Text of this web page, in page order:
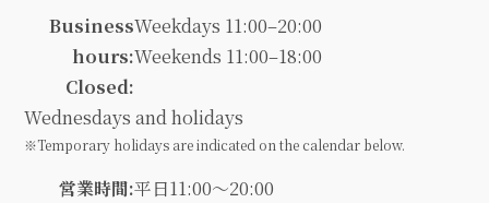
Business
hours:
Weekdays 11:00–20:00
Weekends 11:00–18:00
Closed:
Wednesdays and holidays
※Temporary holidays are indicated on the calendar below.
営業時間:平日11:00～20:00